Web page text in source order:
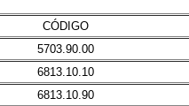
CÓDIGO
5703.90.00
6813.10.10
6813.10.90